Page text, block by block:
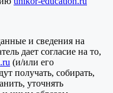
и сведения на
дает согласие на то,
(и/или его
получать, собирать,
уточнять